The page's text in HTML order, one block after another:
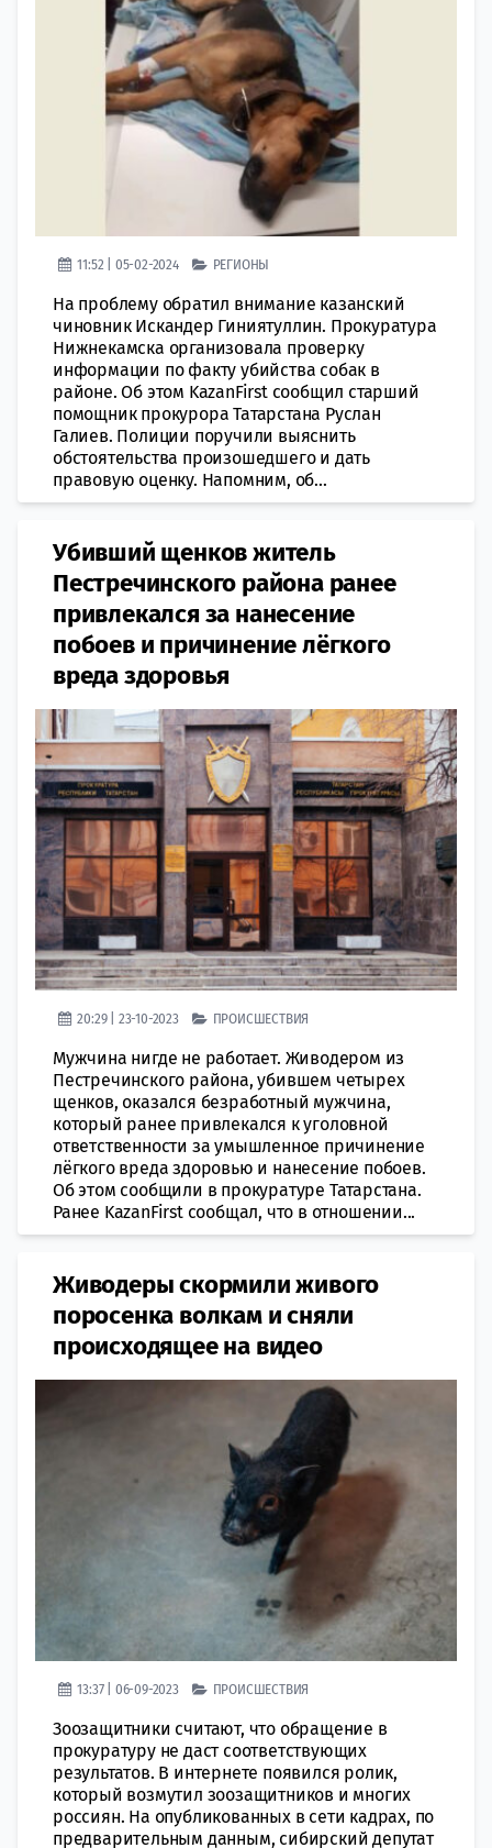
11:52 | 05-02-2024 РЕГИОНЫ
На проблему обратил внимание казанский
чиновник Искандер Гиниятуллин. Прокуратура
Нижнекамска организовала проверку
информации по факту убийства собак в
районе. Об этом KazanFirst сообщил старший
помощник прокурора Татарстана Руслан
Галиев. Полиции поручили выяснить
обстоятельства произошедшего и дать
правовую оценку. Напомним, об...
Убивший щенков житель
Пестречинского района ранее
привлекался за нанесение
побоев и причинение лёгкого
вреда здоровья
20:29 | 23-10-2023 ПРОИСШЕСТВИЯ
Мужчина нигде не работает. Живодером из
Пестречинского района, убившем четырех
щенков, оказался безработный мужчина,
который ранее привлекался к уголовной
ответственности за умышленное причинение
лёгкого вреда здоровью и нанесение побоев.
Об этом сообщили в прокуратуре Татарстана.
Ранее KazanFirst сообщал, что в отношении...
Живодеры скормили живого
поросенка волкам и сняли
происходящее на видео
13:37 | 06-09-2023 ПРОИСШЕСТВИЯ
Зоозащитники считают, что обращение в
прокуратуру не даст соответствующих
результатов. В интернете появился ролик,
который возмутил зоозащитников и многих
россиян. На опубликованных в сети кадрах, по
предварительным данным, сибирский депутат